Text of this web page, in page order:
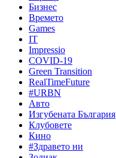
Бизнес
Времето
Games
IT
Impressio
COVID-19
Green Transition
RealTimeFuture
#URBN
Авто
Изгубената България
Клубовете
Кино
#Здравето ни